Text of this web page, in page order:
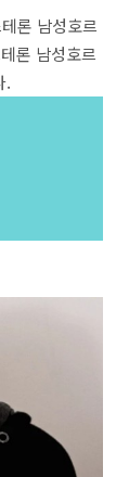
론 남성호르
론 남성호르
.